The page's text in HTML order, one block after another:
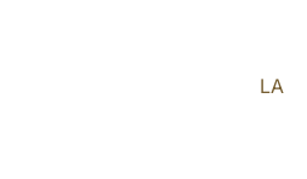
LA